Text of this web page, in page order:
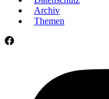
Archiv
Themen